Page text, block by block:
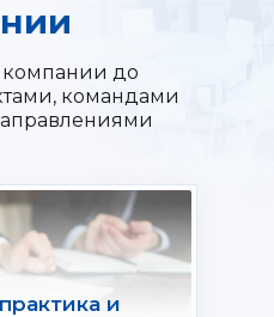
компании до
командами
и